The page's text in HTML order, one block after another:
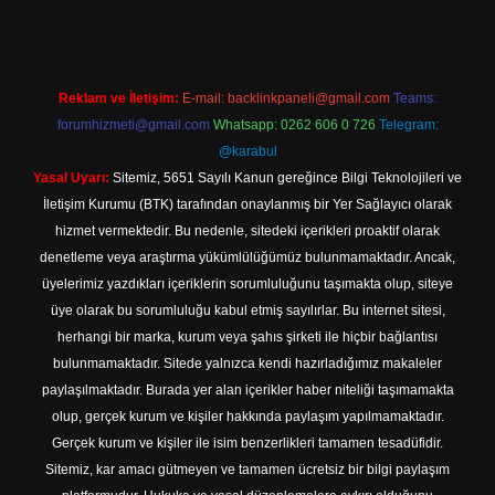
Reklam ve İletişim: E-mail: backlinkpaneli@gmail.com Teams:
forumhizmeti@gmail.com Whatsapp: 0262 606 0 726 Telegram:
@karabul
Yasal Uyarı: Sitemiz, 5651 Sayılı Kanun gereğince Bilgi Teknolojileri ve
İletişim Kurumu (BTK) tarafından onaylanmış bir Yer Sağlayıcı olarak
hizmet vermektedir. Bu nedenle, sitedeki içerikleri proaktif olarak
denetleme veya araştırma yükümlülüğümüz bulunmamaktadır. Ancak,
üyelerimiz yazdıkları içeriklerin sorumluluğunu taşımakta olup, siteye
üye olarak bu sorumluluğu kabul etmiş sayılırlar. Bu internet sitesi,
herhangi bir marka, kurum veya şahıs şirketi ile hiçbir bağlantısı
bulunmamaktadır. Sitede yalnızca kendi hazırladığımız makaleler
paylaşılmaktadır. Burada yer alan içerikler haber niteliği taşımamakta
olup, gerçek kurum ve kişiler hakkında paylaşım yapılmamaktadır.
Gerçek kurum ve kişiler ile isim benzerlikleri tamamen tesadüfidir.
Sitemiz, kar amacı gütmeyen ve tamamen ücretsiz bir bilgi paylaşım